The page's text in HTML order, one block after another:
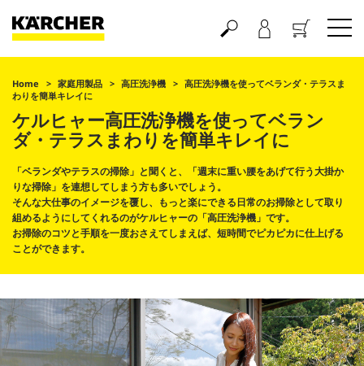
買い物かご
Home 家庭用製品 高圧洗浄機
高圧洗浄機を使ってベランダ・テラスま
わりを簡単キレイに
ケルヒャー高圧洗浄機を使ってベラン
ダ・テラスまわりを簡単キレイに
「ベランダやテラスの掃除」と聞くと、「週末に重い腰をあげて行う大掛か
りな掃除」を連想してしまう方も多いでしょう。
そんな大仕事のイメージを覆し、もっと楽にできる日常のお掃除として取り
組めるようにしてくれるのがケルヒャーの「高圧洗浄機」です。
お掃除のコツと手順を一度おさえてしまえば、短時間でピカピカに仕上げる
ことができます。